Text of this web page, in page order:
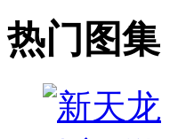
热门图集